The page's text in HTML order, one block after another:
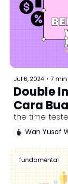
Jul 6, 2024 • 7
Double
Cara
Ganda
the time
Wan Yusof
fundamental